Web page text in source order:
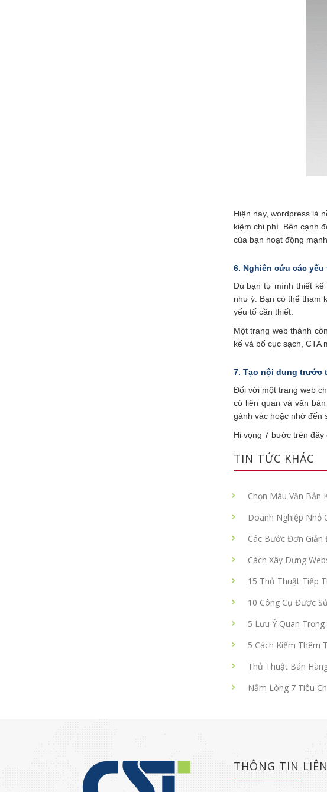
Hiện nay, wordpress là
kiệm chi phí. Bên cạnh
của bạn hoạt động
6. Nghiên cứu các yếu
Dù bạn tự mình thiết
như ý. Bạn có thể tham
yếu tố cần thiết.
Một trang web thành
kế và bố cục sạch, CTA
7. Tạo nội dung trước
Đối với một trang web
có liên quan và văn
gánh vác hoặc nhờ đến
Hi vọng 7 bước trên
TIN TỨC KHÁC
Chọn Màu Văn Bản
Doanh Nghiệp Nhỏ
Các Bước Đơn Giản
Cách Xây Dựng
15 Thủ Thuật Tiếp
10 Công Cụ Được
5 Lưu Ý Quan
5 Cách Kiếm Thêm
Thủ Thuật Bán
Nằm Lòng 7 Tiêu
THÔNG TIN